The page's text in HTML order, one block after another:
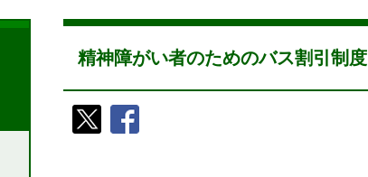
精神障がい者のためのバス割引制度